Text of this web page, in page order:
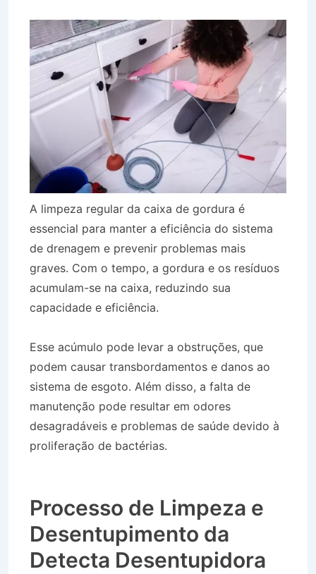
A limpeza regular da caixa de gordura é
essencial para manter a eficiência do sistema
de drenagem e prevenir problemas mais
graves. Com o tempo, a gordura e os resíduos
acumulam-se na caixa, reduzindo sua
capacidade e eficiência.
Esse acúmulo pode levar a obstruções, que
podem causar transbordamentos e danos ao
sistema de esgoto. Além disso, a falta de
manutenção pode resultar em odores
desagradáveis e problemas de saúde devido à
proliferação de bactérias.
Processo de Limpeza e
Desentupimento da
Detecta Desentupidora